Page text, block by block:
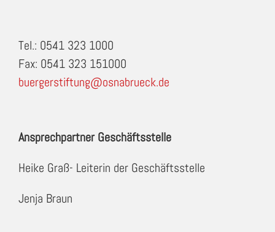
Tel.: 0541 323 1000
Fax: 0541 323 151000
buergerstiftung@osnabrueck.de
Ansprechpartner Geschäftsstelle
Heike Graß- Leiterin der Geschäftsstelle
Jenja Braun